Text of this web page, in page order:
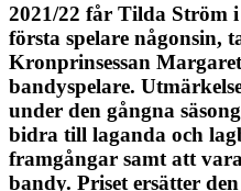
2021/22 får Tilda Ström
första spelare någonsin,
Kronprinsessan
bandyspelare.
under den gångna
bidra till laganda och
framgångar samt att
bandy. Priset ersätter